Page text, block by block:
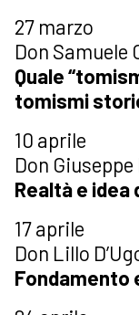
27 marzo
Don Samuele
Quale
tomismi
10 aprile
Don Giuseppe
Realtà e idea
17 aprile
Don Lillo
Fondamento